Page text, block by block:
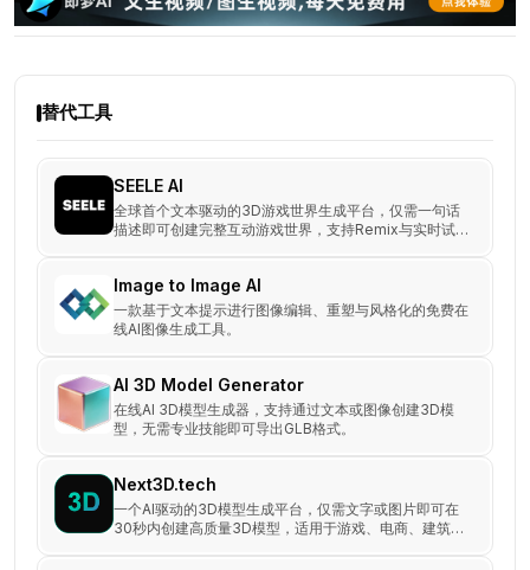
替代工具
SEELE AI
全球首个文本驱动的3D游戏世界生成平台，仅需一句话
描述即可创建完整互动游戏世界，支持Remix与实时试
Image to Image AI
一款基于文本提示进行图像编辑、重塑与风格化的免费在
线AI图像生成工具。
AI 3D Model Generator
在线AI 3D模型生成器，支持通过文本或图像创建3D模
型，无需专业技能即可导出GLB格式。
Next3D.tech
一个AI驱动的3D模型生成平台，仅需文字或图片即可在
30秒内创建高质量3D模型，适用于游戏、电商、建筑、